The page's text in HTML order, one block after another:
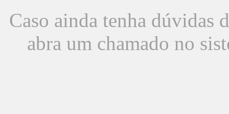
Caso ainda tenha dúvidas
abra um chamado no